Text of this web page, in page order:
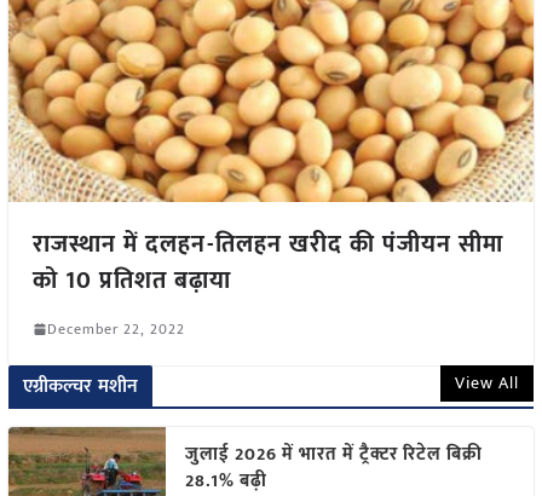
राजस्थान में दलहन-तिलहन खरीद की पंजीयन सीमा
को 10 प्रतिशत बढ़ाया
December 22, 2022
एग्रीकल्चर मशीन View All
जुलाई 2026 में भारत में ट्रैक्टर रिटेल बिक्री
28.1% बढ़ी